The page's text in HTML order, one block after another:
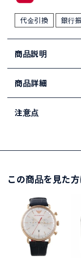
代金引換 銀行
商品説明
商品詳細
注意点
この商品を見た